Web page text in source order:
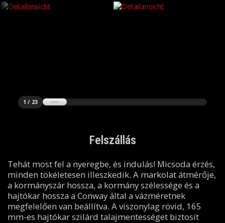
1 / 23
Felszállás
Tehát most fel a nyeregbe, és indulás! Micsoda érzés,
minden tökéletesen illeszkedik. A markolat átmérője,
a kormányszár hossza, a kormány szélessége és a
hajtókar hossza a Conway által a vázméretnek
megfelelően van beállítva. A viszonylag rövid, 165
mm-es hajtókar szilárd talajmentességet biztosít